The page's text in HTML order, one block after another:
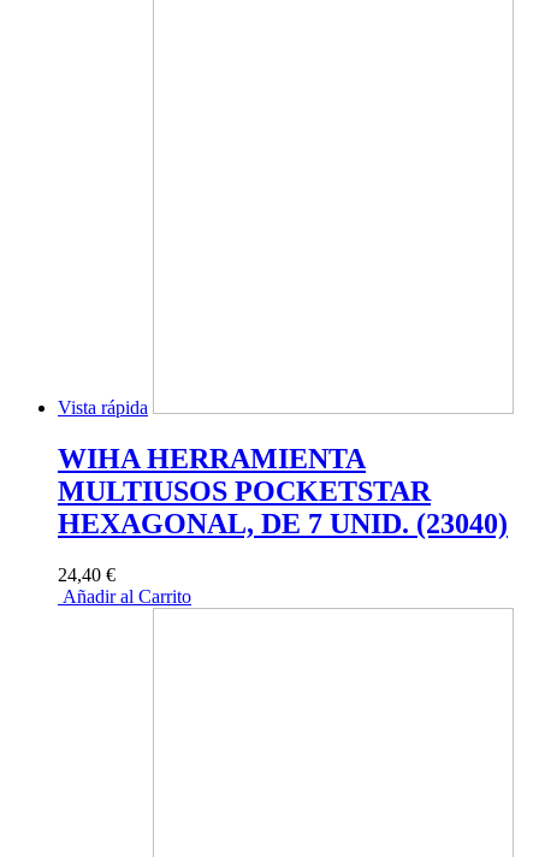
Vista rápida
WIHA HERRAMIENTA
MULTIUSOS POCKETSTAR
HEXAGONAL, DE 7 UNID. (23040)
24,40 €
Añadir al Carrito